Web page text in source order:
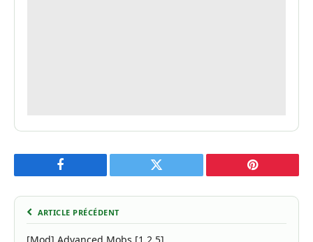
Facebook Twitter Pinterest
ARTICLE PRÉCÉDENT
[Mod] Advanced Mobs [1.2.5]